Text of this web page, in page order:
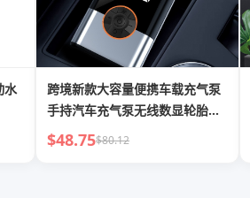
水
跨境新款大容量便携车载充气泵
手持汽车充气泵无线数显轮胎打
气泵
$48.75$80.12